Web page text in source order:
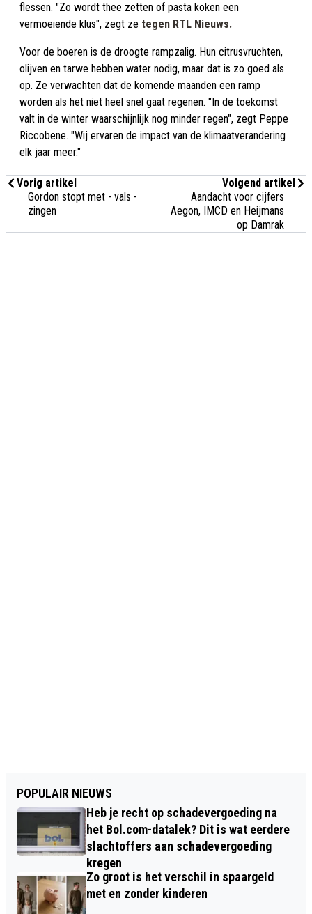
flessen. "Zo wordt thee zetten of pasta koken een
vermoeiende klus", zegt ze tegen RTL Nieuws.
Voor de boeren is de droogte rampzalig. Hun citrusvruchten,
olijven en tarwe hebben water nodig, maar dat is zo goed als
op. Ze verwachten dat de komende maanden een ramp
worden als het niet heel snel gaat regenen. "In de toekomst
valt in de winter waarschijnlijk nog minder regen", zegt Peppe
Riccobene. "Wij ervaren de impact van de klimaatverandering
elk jaar meer."
Vorig artikel
Gordon stopt met - vals -
zingen
Volgend artikel
Aandacht voor cijfers
Aegon, IMCD en Heijmans
op Damrak
POPULAIR NIEUWS
Heb je recht op schadevergoeding na
het Bol.com-datalek? Dit is wat eerdere
slachtoffers aan schadevergoeding
kregen
Zo groot is het verschil in spaargeld
met en zonder kinderen